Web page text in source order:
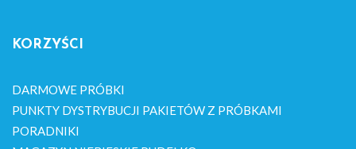
KORZYŚCI
DARMOWE PRÓBKI
PUNKTY DYSTRYBUCJI PAKIETÓW Z PRÓBKAMI
PORADNIKI